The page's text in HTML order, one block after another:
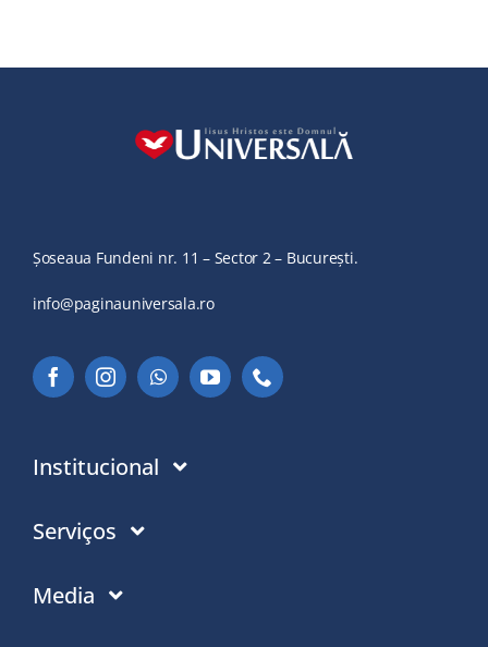
Șoseaua Fundeni nr. 11 – Sector 2 – București.
info@paginauniversala.ro
Institucional
Instituție
Serviços
Donații
Media